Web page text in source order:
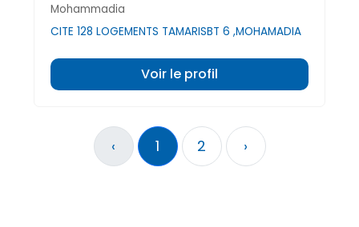
Mohammadia
CITE 128 LOGEMENTS TAMARISBT 6 ,MOHAMADIA
Voir le profil
‹ 1 2 ›